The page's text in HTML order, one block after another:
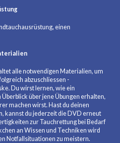
einen
alle notwendigen Materialien, um
abzuschliessen -
Du wirst lernen, wie ein
über jene Übungen erhalten,
machen wirst. Hast du deinen
kannst du jederzeit die DVD erneut
zur Tauchrettung bei Bedarf
an Wissen und Techniken wird
Notfallsituationen zu meistern.